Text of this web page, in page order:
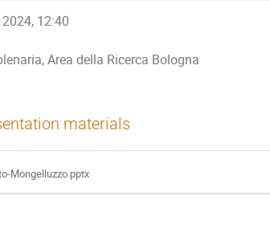
12:40
Area della Ricerca Bologna
materials
Mongelluzzo.pptx